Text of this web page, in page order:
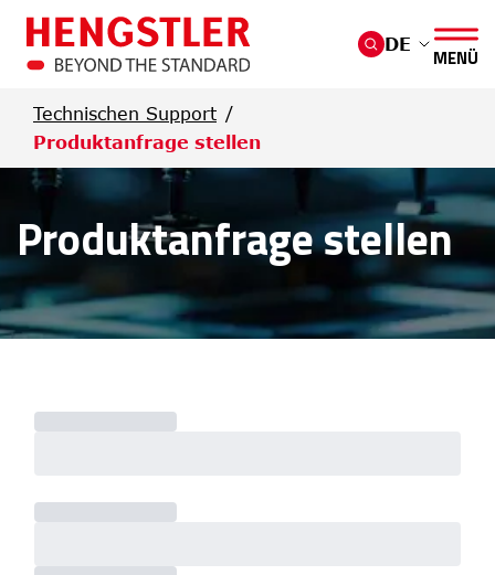
Überspringen Sie zum Hauptmenü
DE
MENÜ
Technischen Support
Produktanfrage stellen
Produktanfrage stellen